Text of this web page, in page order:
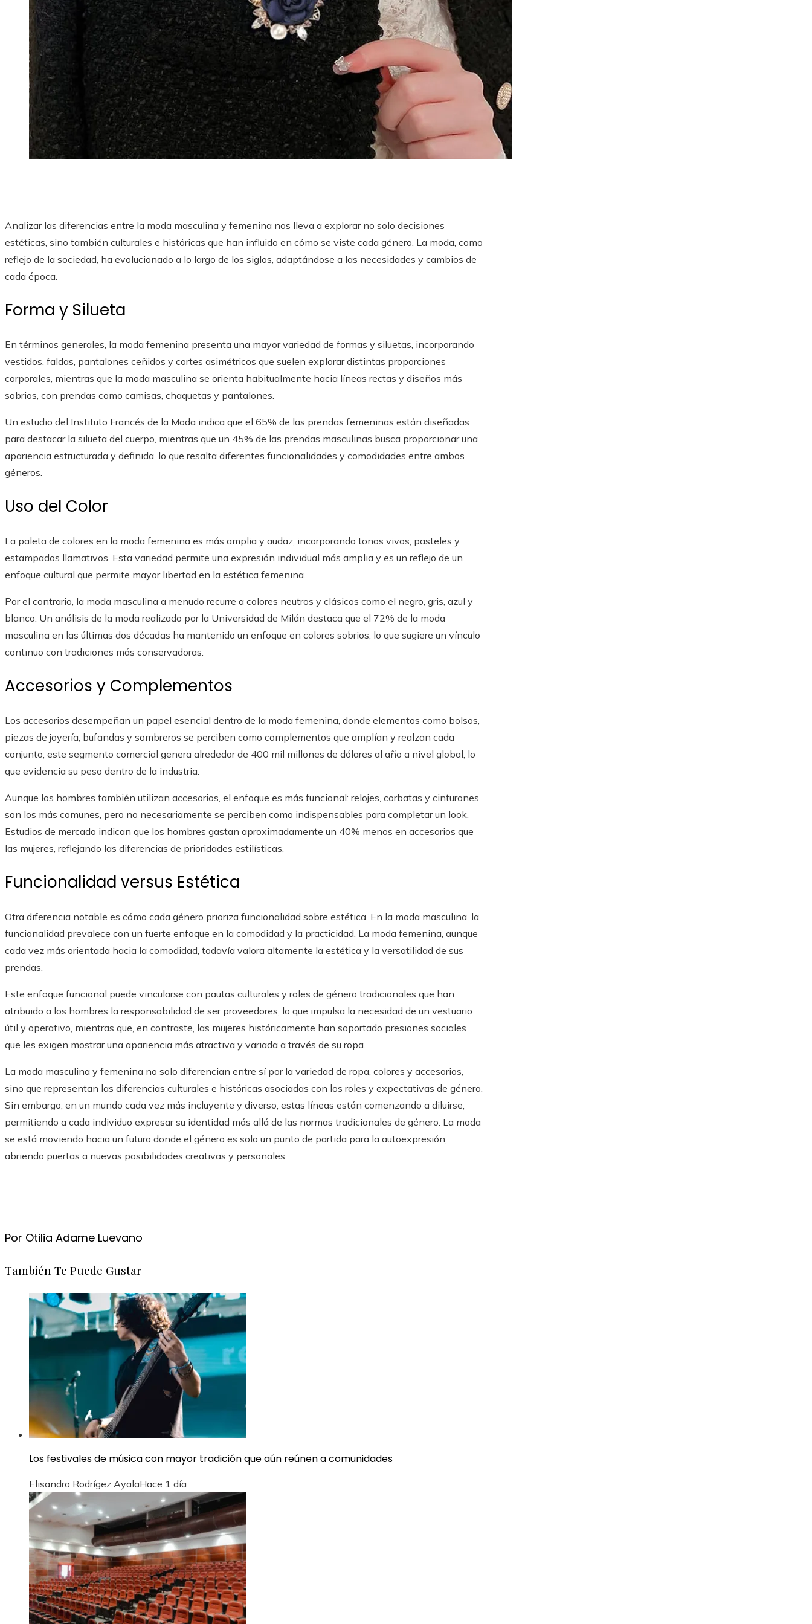
Analizar las diferencias entre la moda masculina y femenina nos lleva a explorar no solo decisiones
estéticas, sino también culturales e históricas que han influido en cómo se viste cada género. La moda, como
reflejo de la sociedad, ha evolucionado a lo largo de los siglos, adaptándose a las necesidades y cambios de
cada época.
Forma y Silueta
En términos generales, la moda femenina presenta una mayor variedad de formas y siluetas, incorporando
vestidos, faldas, pantalones ceñidos y cortes asimétricos que suelen explorar distintas proporciones
corporales, mientras que la moda masculina se orienta habitualmente hacia líneas rectas y diseños más
sobrios, con prendas como camisas, chaquetas y pantalones.
Un estudio del Instituto Francés de la Moda indica que el 65% de las prendas femeninas están diseñadas
para destacar la silueta del cuerpo, mientras que un 45% de las prendas masculinas busca proporcionar una
apariencia estructurada y definida, lo que resalta diferentes funcionalidades y comodidades entre ambos
géneros.
Uso del Color
La paleta de colores en la moda femenina es más amplia y audaz, incorporando tonos vivos, pasteles y
estampados llamativos. Esta variedad permite una expresión individual más amplia y es un reflejo de un
enfoque cultural que permite mayor libertad en la estética femenina.
Por el contrario, la moda masculina a menudo recurre a colores neutros y clásicos como el negro, gris, azul y
blanco. Un análisis de la moda realizado por la Universidad de Milán destaca que el 72% de la moda
masculina en las últimas dos décadas ha mantenido un enfoque en colores sobrios, lo que sugiere un vínculo
continuo con tradiciones más conservadoras.
Accesorios y Complementos
Los accesorios desempeñan un papel esencial dentro de la moda femenina, donde elementos como bolsos,
piezas de joyería, bufandas y sombreros se perciben como complementos que amplían y realzan cada
conjunto; este segmento comercial genera alrededor de 400 mil millones de dólares al año a nivel global, lo
que evidencia su peso dentro de la industria.
Aunque los hombres también utilizan accesorios, el enfoque es más funcional: relojes, corbatas y cinturones
son los más comunes, pero no necesariamente se perciben como indispensables para completar un look.
Estudios de mercado indican que los hombres gastan aproximadamente un 40% menos en accesorios que
las mujeres, reflejando las diferencias de prioridades estilísticas.
Funcionalidad versus Estética
Otra diferencia notable es cómo cada género prioriza funcionalidad sobre estética. En la moda masculina, la
funcionalidad prevalece con un fuerte enfoque en la comodidad y la practicidad. La moda femenina, aunque
cada vez más orientada hacia la comodidad, todavía valora altamente la estética y la versatilidad de sus
prendas.
Este enfoque funcional puede vincularse con pautas culturales y roles de género tradicionales que han
atribuido a los hombres la responsabilidad de ser proveedores, lo que impulsa la necesidad de un vestuario
útil y operativo, mientras que, en contraste, las mujeres históricamente han soportado presiones sociales
que les exigen mostrar una apariencia más atractiva y variada a través de su ropa.
La moda masculina y femenina no solo diferencian entre sí por la variedad de ropa, colores y accesorios,
sino que representan las diferencias culturales e históricas asociadas con los roles y expectativas de género.
Sin embargo, en un mundo cada vez más incluyente y diverso, estas líneas están comenzando a diluirse,
permitiendo a cada individuo expresar su identidad más allá de las normas tradicionales de género. La moda
se está moviendo hacia un futuro donde el género es solo un punto de partida para la autoexpresión,
abriendo puertas a nuevas posibilidades creativas y personales.
Por Otilia Adame Luevano
También Te Puede Gustar
Los festivales de música con mayor tradición que aún reúnen a comunidades
Elisandro Rodrígez AyalaHace 1 día